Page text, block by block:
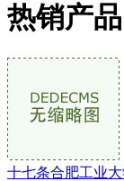
热销产品
十七条合肥工业